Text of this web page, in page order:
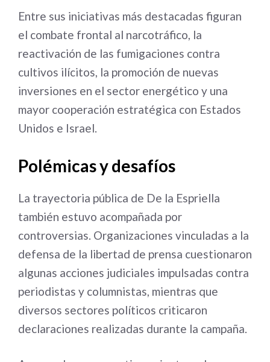
Entre sus iniciativas más destacadas figuran
el combate frontal al narcotráfico, la
reactivación de las fumigaciones contra
cultivos ilícitos, la promoción de nuevas
inversiones en el sector energético y una
mayor cooperación estratégica con Estados
Unidos e Israel.
Polémicas y desafíos
La trayectoria pública de De la Espriella
también estuvo acompañada por
controversias. Organizaciones vinculadas a la
defensa de la libertad de prensa cuestionaron
algunas acciones judiciales impulsadas contra
periodistas y columnistas, mientras que
diversos sectores políticos criticaron
declaraciones realizadas durante la campaña.